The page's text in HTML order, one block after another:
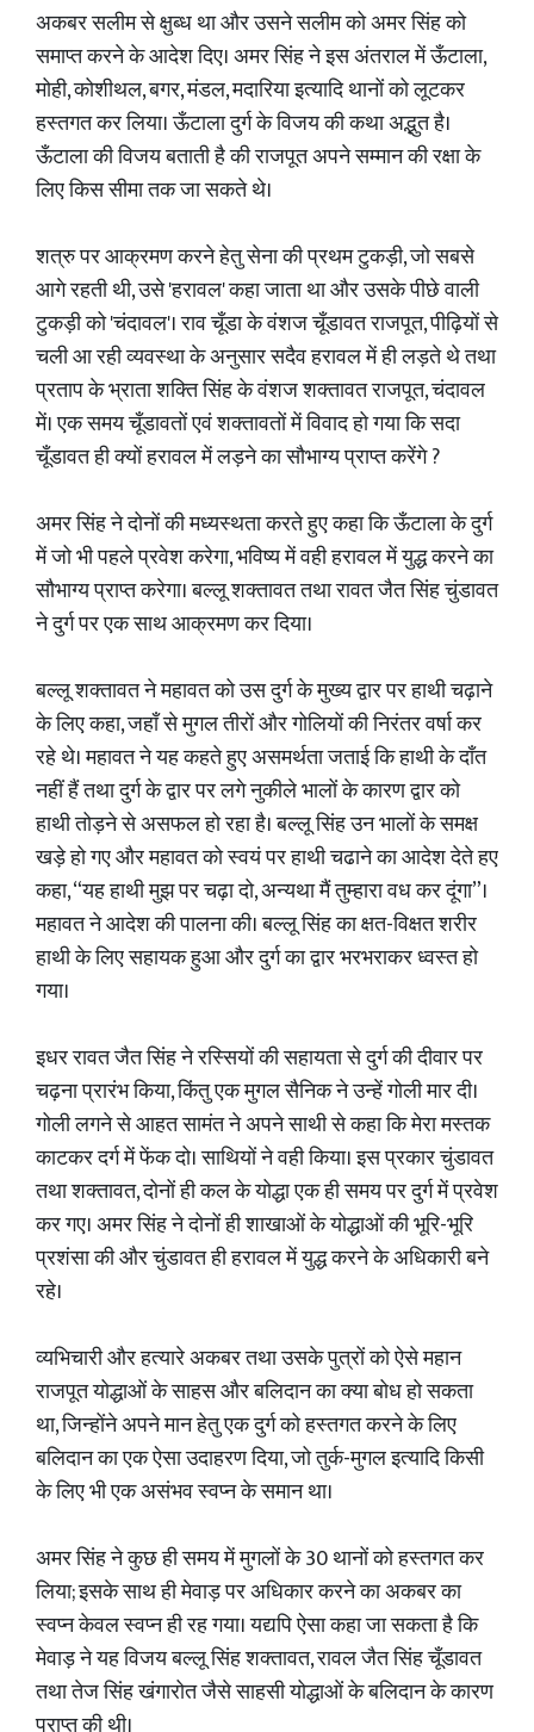
अकबर सलीम से क्षुब्ध था और उसने सलीम को अमर सिंह को
समाप्त करने के आदेश दिए। अमर सिंह ने इस अंतराल में ऊँटाला,
मोही, कोशीथल, बगर, मंडल, मदारिया इत्यादि थानों को लूटकर
हस्तगत कर लिया। ऊँटाला दुर्ग के विजय की कथा अद्भुत है।
ऊँटाला की विजय बताती है की राजपूत अपने सम्मान की रक्षा के
लिए किस सीमा तक जा सकते थे।
शत्रु पर आक्रमण करने हेतु सेना की प्रथम टुकड़ी, जो सबसे
आगे रहती थी, उसे 'हरावल' कहा जाता था और उसके पीछे वाली
टुकड़ी को 'चंदावल'। राव चूँडा के वंशज चूँडावत राजपूत, पीढ़ियों से
चली आ रही व्यवस्था के अनुसार सदैव हरावल में ही लड़ते थे तथा
प्रताप के भ्राता शक्ति सिंह के वंशज शक्तावत राजपूत, चंदावल
में। एक समय चूँडावतों एवं शक्तावतों में विवाद हो गया कि सदा
चूँडावत ही क्यों हरावल में लड़ने का सौभाग्य प्राप्त करेंगे ?
अमर सिंह ने दोनों की मध्यस्थता करते हुए कहा कि ऊँटाला के दुर्ग
में जो भी पहले प्रवेश करेगा, भविष्य में वही हरावल में युद्ध करने का
सौभाग्य प्राप्त करेगा। बल्लू शक्तावत तथा रावत जैत सिंह चुंडावत
ने दुर्ग पर एक साथ आक्रमण कर दिया।
बल्लू शक्तावत ने महावत को उस दुर्ग के मुख्य द्वार पर हाथी चढ़ाने
के लिए कहा, जहाँ से मुगल तीरों और गोलियों की निरंतर वर्षा कर
रहे थे। महावत ने यह कहते हुए असमर्थता जताई कि हाथी के दाँत
नहीं हैं तथा दुर्ग के द्वार पर लगे नुकीले भालों के कारण द्वार को
हाथी तोड़ने से असफल हो रहा है। बल्लू सिंह उन भालों के समक्ष
खड़े हो गए और महावत को स्वयं पर हाथी चढाने का आदेश देते हए
कहा, “यह हाथी मुझ पर चढ़ा दो, अन्यथा मैं तुम्हारा वध कर दूंगा”।
महावत ने आदेश की पालना की। बल्लू सिंह का क्षत-विक्षत शरीर
हाथी के लिए सहायक हुआ और दुर्ग का द्वार भरभराकर ध्वस्त हो
गया।
इधर रावत जैत सिंह ने रस्सियों की सहायता से दुर्ग की दीवार पर
चढ़ना प्रारंभ किया, किंतु एक मुगल सैनिक ने उन्हें गोली मार दी।
गोली लगने से आहत सामंत ने अपने साथी से कहा कि मेरा मस्तक
काटकर दर्ग में फेंक दो। साथियों ने वही किया। इस प्रकार चुंडावत
तथा शक्तावत, दोनों ही कल के योद्धा एक ही समय पर दुर्ग में प्रवेश
कर गए। अमर सिंह ने दोनों ही शाखाओं के योद्धाओं की भूरि-भूरि
प्रशंसा की और चुंडावत ही हरावल में युद्ध करने के अधिकारी बने
रहे।
व्यभिचारी और हत्यारे अकबर तथा उसके पुत्रों को ऐसे महान
राजपूत योद्धाओं के साहस और बलिदान का क्या बोध हो सकता
था, जिन्होंने अपने मान हेतु एक दुर्ग को हस्तगत करने के लिए
बलिदान का एक ऐसा उदाहरण दिया, जो तुर्क-मुगल इत्यादि किसी
के लिए भी एक असंभव स्वप्न के समान था।
अमर सिंह ने कुछ ही समय में मुगलों के 30 थानों को हस्तगत कर
लिया; इसके साथ ही मेवाड़ पर अधिकार करने का अकबर का
स्वप्न केवल स्वप्न ही रह गया। यद्यपि ऐसा कहा जा सकता है कि
मेवाड़ ने यह विजय बल्लू सिंह शक्तावत, रावल जैत सिंह चूँडावत
तथा तेज सिंह खंगारोत जैसे साहसी योद्धाओं के बलिदान के कारण